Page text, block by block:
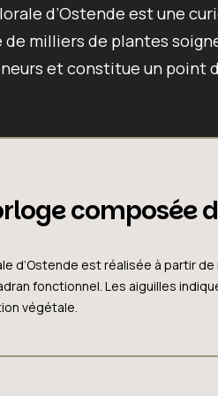
d’Ostende est une
de milliers de plantes
et constitue un point
composée
d’Ostende est réalisée à partir
fonctionnel. Les aiguilles
végétale.